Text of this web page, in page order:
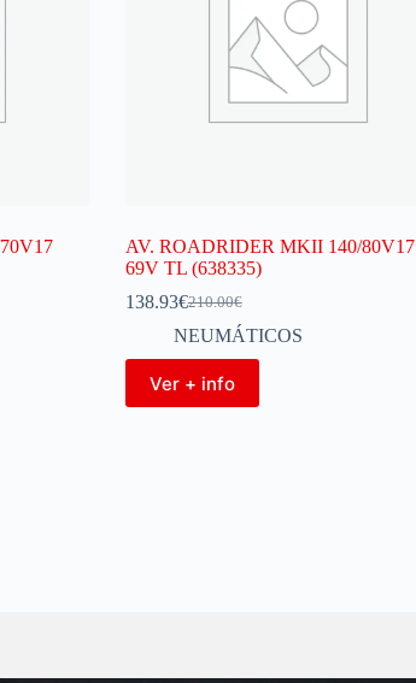
AV. ROADRIDER MKII 140/80V17
69V TL (638335)
210.00€
138.93€
NEUMÁTICOS
Ver + info